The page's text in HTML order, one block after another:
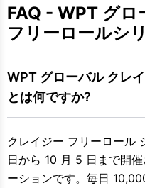
FAQ - WPT グロ
フリーロールシ
WPT グローバル クレ
とは何ですか?
クレイジー フリーロール
日から 10 月 5 日まで開
ーションです。毎日